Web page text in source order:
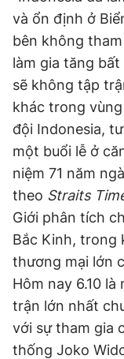
Thông tin tòa
Đọc Thanh Niên
Theo dõi báo trên
Hotline
0906 645 777
Đặt báo Quảng
và ổn định ở
bên không
làm gia tăng
sẽ không tập
khác trong
đội Indonesia,
một buổi lễ ở
niệm 71 năm
theo Straits
Giới phân tích
Bắc Kinh, trong
thương mại lớn
Hôm nay 6.10
trận lớn nhất
với sự tham gia
thống Joko